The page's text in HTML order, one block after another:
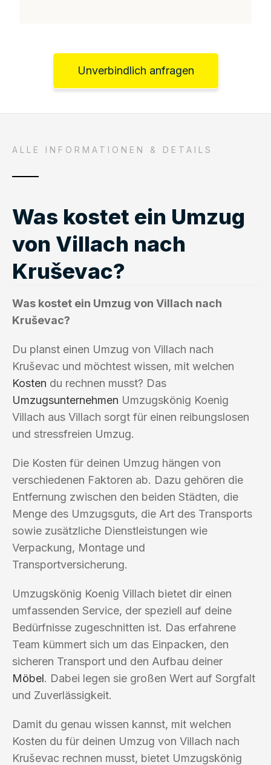
Unverbindlich anfragen
ALLE INFORMATIONEN & DETAILS
Was kostet ein Umzug
von Villach nach
Kruševac?
Was kostet ein Umzug von Villach nach
Kruševac?
Du planst einen Umzug von Villach nach
Kruševac und möchtest wissen, mit welchen
Kosten du rechnen musst? Das
Umzugsunternehmen Umzugskönig Koenig
Villach aus Villach sorgt für einen reibungslosen
und stressfreien Umzug.
Die Kosten für deinen Umzug hängen von
verschiedenen Faktoren ab. Dazu gehören die
Entfernung zwischen den beiden Städten, die
Menge des Umzugsguts, die Art des Transports
sowie zusätzliche Dienstleistungen wie
Verpackung, Montage und
Transportversicherung.
Umzugskönig Koenig Villach bietet dir einen
umfassenden Service, der speziell auf deine
Bedürfnisse zugeschnitten ist. Das erfahrene
Team kümmert sich um das Einpacken, den
sicheren Transport und den Aufbau deiner
Möbel. Dabei legen sie großen Wert auf Sorgfalt
und Zuverlässigkeit.
Damit du genau wissen kannst, mit welchen
Kosten du für deinen Umzug von Villach nach
Kruševac rechnen musst, bietet Umzugskönig